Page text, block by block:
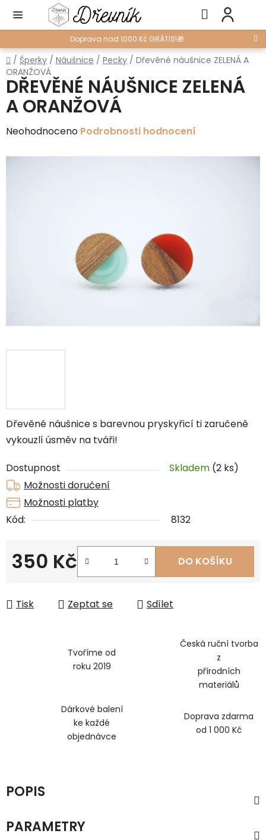
obsah
Doprava nad 1000 Kč GRÁTIS!🎁
Hledat
Domů
/ Šperky / Náušnice / Pecky / Dřevěné náušnice ZELENÁ A
ORANŽOVÁ
Dřevěné náušnice s barevnou pryskyřicí ti zaručeně
vykouzlí úsměv na tváři!
Dostupnost Skladem (2 ks)
Možnosti doručení
Možnosti platby
Kód:
8132
350 Kč DO KOŠÍKU
Tisk Zeptat se Sdílet
DŘEVĚNÉ NÁUŠNICE ZELENÁ
A ORANŽOVÁ
Průměrné
Neohodnoceno Podrobnosti hodnocení
Tvoříme od
roku 2019
Česká ruční tvorba
z
přírodních
materiálů
Dárkové balení
ke každé
objednávce
Doprava zdarma
od 1 000 Kč
POPIS
PARAMETRY